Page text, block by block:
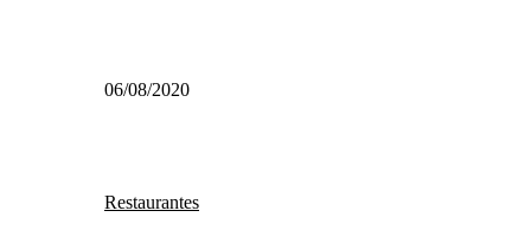
06/08/2020
Restaurantes